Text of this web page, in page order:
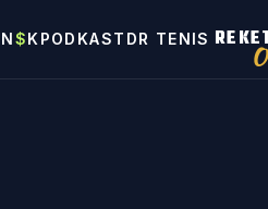
N$K PODKAST DR TENIS